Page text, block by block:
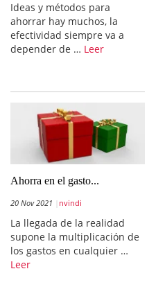
Ideas y métodos para
ahorrar hay muchos, la
efectividad siempre va a
depender de … Leer
Ahorra en el gasto...
20 Nov 2021 nvindi
La llegada de la realidad
supone la multiplicación de
los gastos en cualquier …
Leer